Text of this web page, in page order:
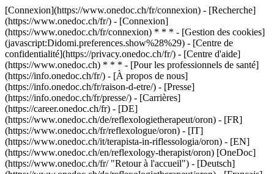
[Connexion](https://www.onedoc.ch/fr/connexion) - [Recherche]
(https://www.onedoc.ch/fr/) - [Connexion]
(https://www.onedoc.ch/fr/connexion) * * * - [Gestion des cookies]
(javascript:Didomi.preferences.show%28%29) - [Centre de
confidentialité](https://privacy.onedoc.ch/fr/) - [Centre d'aide]
(https://www.onedoc.ch) * * * - [Pour les professionnels de santé]
(https://info.onedoc.ch/fr/) - [À propos de nous]
(https://info.onedoc.ch/fr/raison-d-etre/) - [Presse]
(https://info.onedoc.ch/fr/presse/) - [Carrières]
(https://career.onedoc.ch/fr) - [DE]
(https://www.onedoc.ch/de/reflexologietherapeut/oron) - [FR]
(https://www.onedoc.ch/fr/reflexologue/oron) - [IT]
(https://www.onedoc.ch/it/terapista-in-riflessologia/oron) - [EN]
(https://www.onedoc.ch/en/reflexology-therapist/oron) [OneDoc]
(https://www.onedoc.ch/fr/ "Retour à l'accueil") - [Deutsch]